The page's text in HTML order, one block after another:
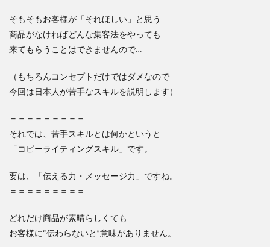
そもそもお客様が「それほしい」と思う
商品がなければどんな集客法をやっても
来てもらうことはできませんので…
（もちろんコンセプトだけではダメなので
今回は日本人が苦手なスキルを説明します）
＝＝＝＝＝＝＝＝＝
それでは、苦手スキルとは何かというと
「コピーライティングスキル」です。
要は、「伝える力・メッセージ力」ですね。
＝＝＝＝＝＝＝＝＝
どれだけ商品が素晴らしくても
お客様に“伝わらないと”意味がありません。